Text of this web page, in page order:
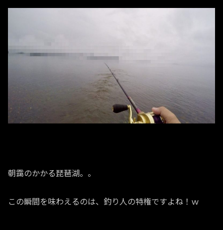
朝靄のかかる琵琶湖。。
この瞬間を味わえるのは、釣り人の特権ですよね！ｗ